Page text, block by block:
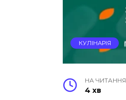
КУЛІНАРІЯ
НА ЧИТАННЯ
4 хв